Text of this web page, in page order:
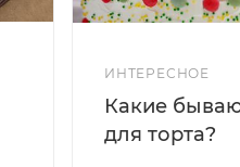
ИНТЕРЕСНОЕ
Какие
для торта?